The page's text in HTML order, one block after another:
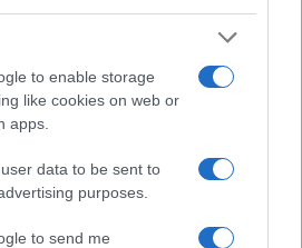
to enable storage
like cookies on web or
apps.
data to be sent to
purposes.
to send me